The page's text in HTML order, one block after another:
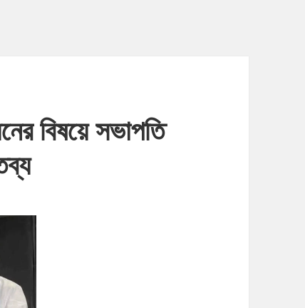
বিষয়ে সভাপতি